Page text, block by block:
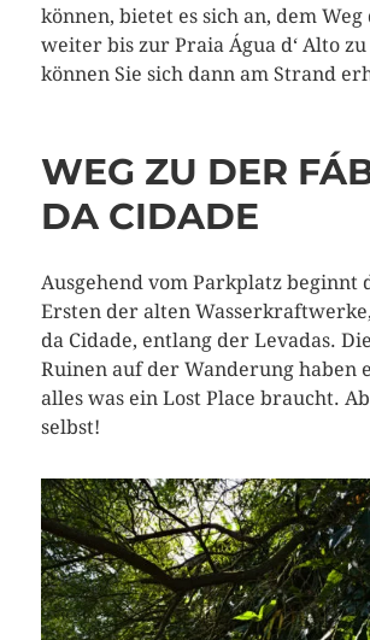
können, bietet es sich an, dem Weg
weiter bis zur Praia Água d‘ Alto
können Sie sich dann am Strand
WEG ZU DER
DA CIDADE
Ausgehend vom Parkplatz beginnt
Ersten der alten
da Cidade, entlang der Levadas.
Ruinen auf der Wanderung haben
alles was ein Lost Place braucht.
selbst!